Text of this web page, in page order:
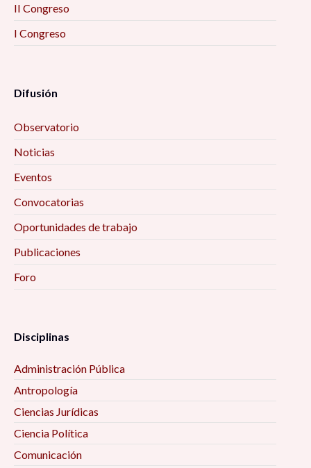
II Congreso
I Congreso
Difusión
Observatorio
Noticias
Eventos
Convocatorias
Oportunidades de trabajo
Publicaciones
Foro
Disciplinas
Administración Pública
Antropología
Ciencias Jurídicas
Ciencia Política
Comunicación